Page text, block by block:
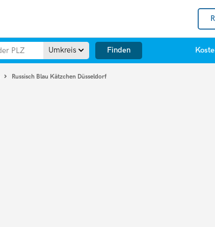
Umkreis Finden
Russisch Blau Kätzchen Düsseldorf